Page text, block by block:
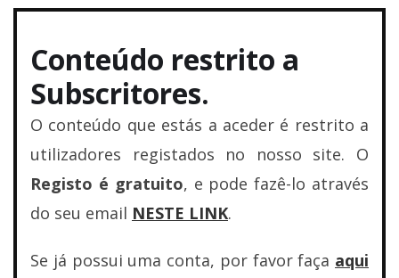
Conteúdo restrito a
Subscritores.
O conteúdo que estás a aceder é restrito a
utilizadores registados no nosso site. O
Registo é gratuito, e pode fazê-lo através
do seu email NESTE LINK.
Se já possui uma conta, por favor faça aqui